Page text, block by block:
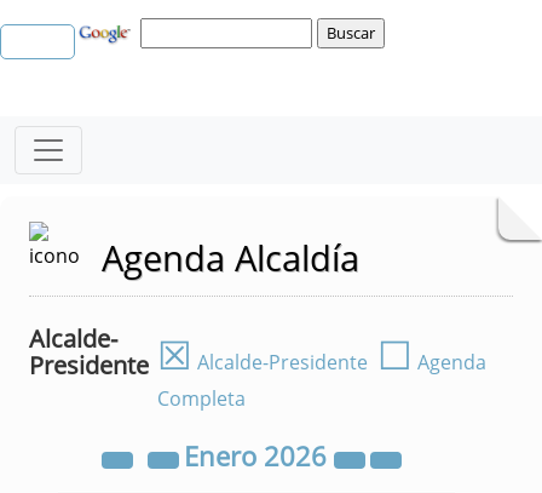
Agenda Alcaldía
Alcalde-
Presidente ☒ Alcalde-Presidente ☐ Agenda
Completa
Enero 2026